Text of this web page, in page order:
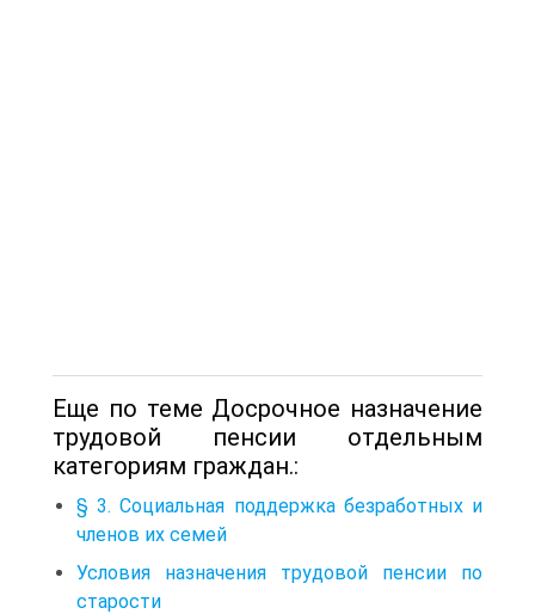
Еще по теме Досрочное назначение
трудовой пенсии отдельным
категориям граждан.:
§ 3. Социальная поддержка безработных и
членов их семей
Условия назначения трудовой пенсии по
старости